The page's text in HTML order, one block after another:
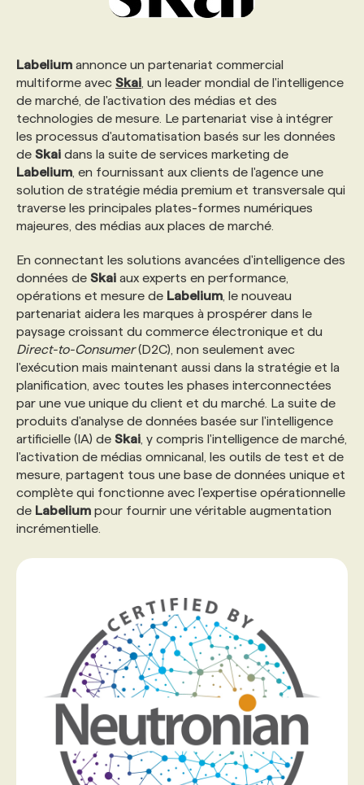
Labelium annonce un partenariat commercial
multiforme avec Skai , un leader mondial de l'intelligence
de marché, de l'activation des médias et des
technologies de mesure. Le partenariat vise à intégrer
les processus d'automatisation basés sur les données
de Skai dans la suite de services marketing de
Labelium , en fournissant aux clients de l'agence une
solution de stratégie média premium et transversale qui
traverse les principales plates-formes numériques
majeures, des médias aux places de marché.
En connectant les solutions avancées d'intelligence des
données de Skai aux experts en performance,
opérations et mesure de Labelium , le nouveau
partenariat aidera les marques à prospérer dans le
paysage croissant du commerce électronique et du
Direct-to-Consumer(D2C), non seulement avec
l'exécution mais maintenant aussi dans la stratégie et la
planification, avec toutes les phases interconnectées
par une vue unique du client et du marché. La suite de
produits d'analyse de données basée sur l'intelligence
artificielle (IA) de Skai , y compris l'intelligence de marché,
l'activation de médias omnicanal, les outils de test et de
mesure, partagent tous une base de données unique et
complète qui fonctionne avec l'expertise opérationnelle
de Labelium pour fournir une véritable augmentation
incrémentielle.